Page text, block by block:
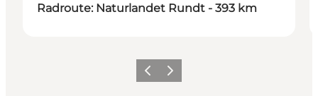
Radroute: Naturlandet Rundt - 393 km
ZurückWeiter